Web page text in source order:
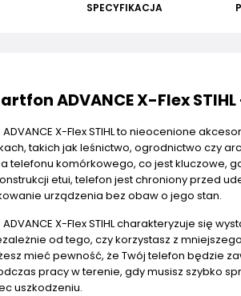
SPECYFIKACJA
ADVANCE X-Flex
X-Flex STIHL to nieocenione
takich jak leśnictwo, ogrodnictwo czy
telefonu komórkowego, co jest kluczowe,
etui, telefon jest chroniony przed
urządzenia bez obaw o jego stan.
ADVANCE X-Flex STIHL charakteryzuje się
od tego, czy korzystasz z
mieć pewność, że Twój telefon będzie
pracy w terenie, gdy musisz szybko
uszkodzeniu.